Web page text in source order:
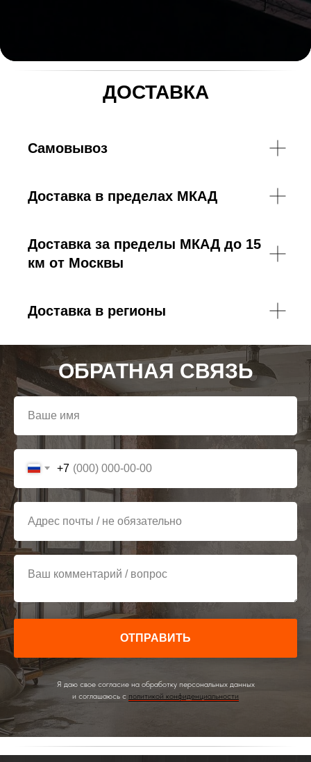
ДОСТАВКА
Самовывоз
Доставка в пределах МКАД
Доставка за пределы МКАД до 15
км от Москвы
Доставка в регионы
ОБРАТНАЯ СВЯЗЬ
Ваше имя
+7
Адрес почты / не обязательно
Ваш комментарий / вопрос
ОТПРАВИТЬ
Я даю свое согласие на обработку персональных данных
и соглашаюсь с политикой конфиденциальности